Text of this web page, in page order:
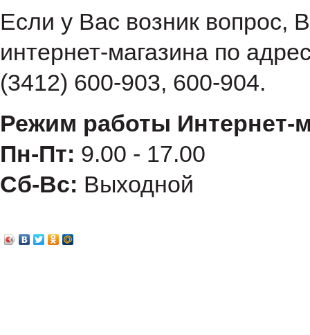
Если у Вас возник вопрос,
интернет-магазина по
(3412) 600-903, 600-904.
Режим работы Интернет-
Пн-Пт: 9.00 - 17.00
Сб-Вс: Выходной